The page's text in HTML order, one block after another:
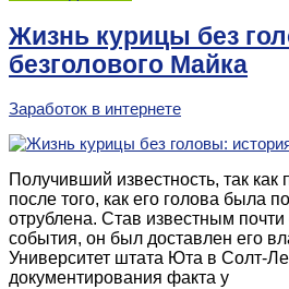
Жизнь курицы без
безголового Майка
Заработок в интернете
Получивший известность, так
после того, как его голова была
отрублена. Став известным
события, он был доставлен его
Университет штата Юта в Солт-
документирования факта у